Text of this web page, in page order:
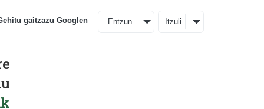
gaitzazu Googlen Entzun Itzuli